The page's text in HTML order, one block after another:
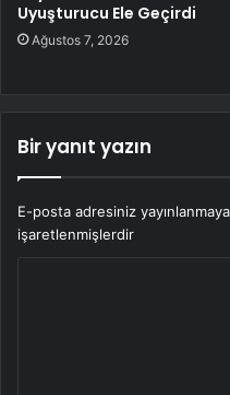
Uyuşturucu Ele Geçirdi
Ağustos 7, 2026
Bir yanıt yazın
E-posta adresiniz
işaretlenmişlerdir